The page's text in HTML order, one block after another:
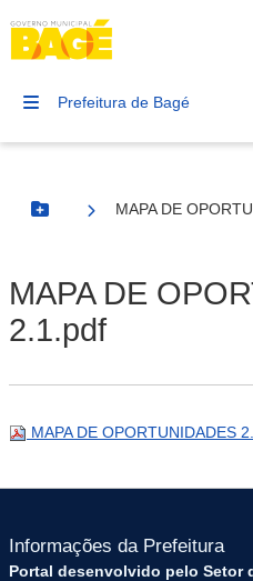
Prefeitura de Bagé
Botão Menu
MAPA DE
MAPA DE
2.1.pdf
MAPA DE OPORTUNIDADES
Informações da Prefeitura
Portal desenvolvido pelo Setor